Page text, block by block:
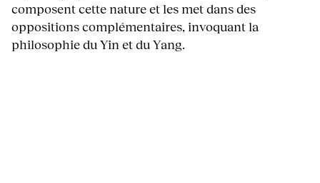
composent cette nature et les met dans des
oppositions complémentaires, invoquant la
philosophie du Yin et du Yang.